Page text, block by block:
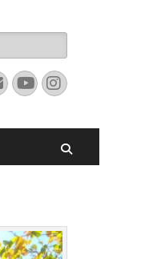
YouTube
Instagram